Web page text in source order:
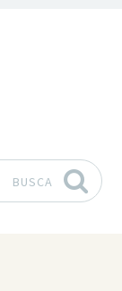
BUSCA